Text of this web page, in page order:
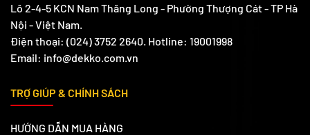
Lô 2-4-5 KCN Nam Thăng Long - Phường Thượng Cát - TP Hà
Nội - Việt Nam.
Điện thoại: (024) 3752 2640. Hotline: 19001998
Email: info@dekko.com.vn
TRỢ GIÚP & CHÍNH SÁCH
HƯỚNG DẪN MUA HÀNG